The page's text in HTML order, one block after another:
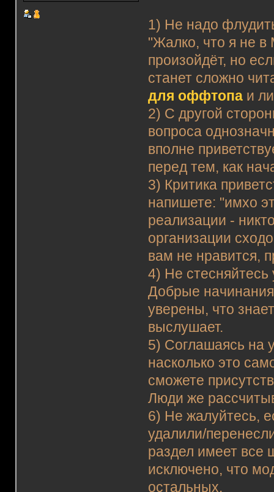
1) Не надо
"Жалко, что я не в
произойдёт, но
станет сложно
для оффтопа и
2) С другой
вопроса
вполне
перед тем, как
3) Критика
напишете: "имхо
реализации -
организации
вам не нравится,
4) Не стесняйтесь
Добрые начинания
уверены, что
выслушает.
5) Соглашаясь на
насколько это
сможете
Люди же
6) Не жалуйтесь,
удалили/
раздел имеет все
исключено, что
остальных.